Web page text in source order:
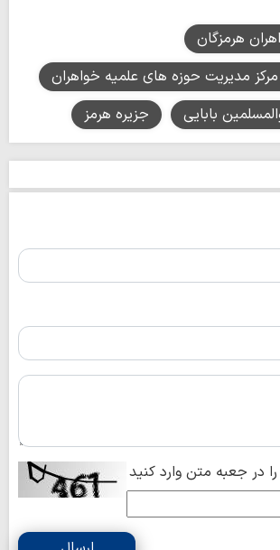
هرمزگان
مدیریت حوزه های علمیه خواهران
بابایی
جزیره هرمز
در جعبه متن وارد کنید